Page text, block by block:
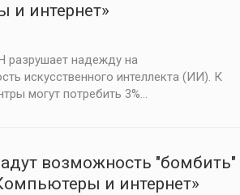
и интернет»
надежду на
искусственного интеллекта (ИИ). К
могут потребить 3%...
возможность "бомбить"
и интернет»